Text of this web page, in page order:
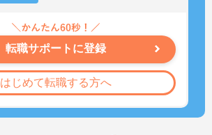
転職サポートに登録
はじめて転職する方へ